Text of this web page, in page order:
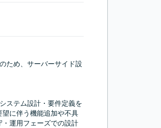
ため、サーバーサイド設
ステム設計・要件定義を
に伴う機能追加や不具
運用フェーズでの設計